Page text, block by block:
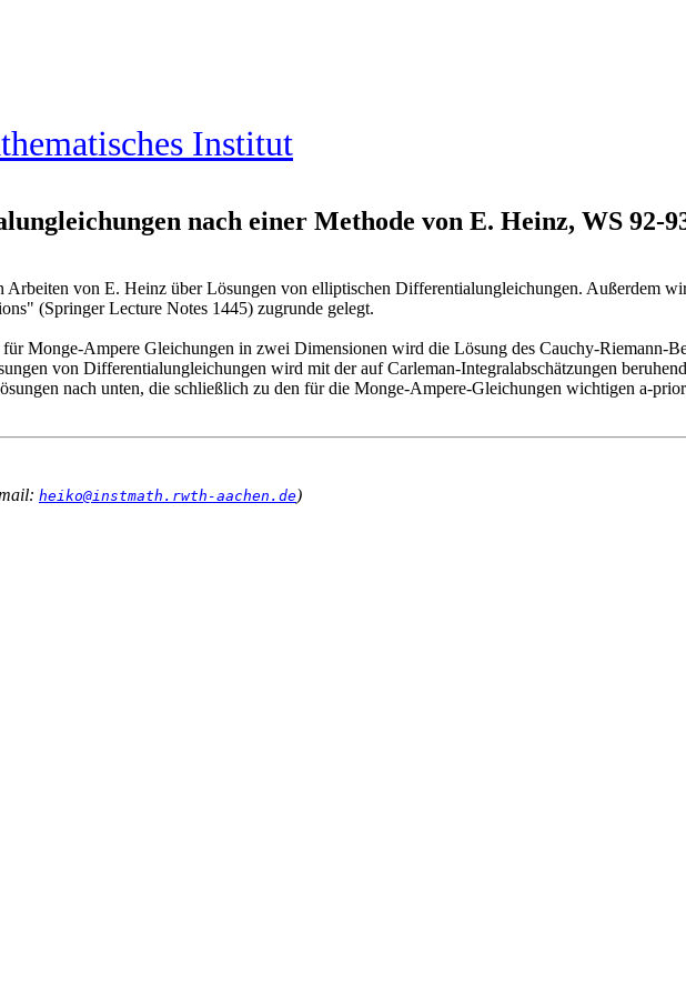
Institut
nach einer Methode von E. Heinz, WS 92-
Arbeiten von E. Heinz über Lösungen von elliptischen Differentialungleichungen. Außerdem
(Springer Lecture Notes 1445) zugrunde gelegt.
Monge-Ampere Gleichungen in zwei Dimensionen wird die Lösung des Cauchy-Riemann-
von Differentialungleichungen wird mit der auf Carleman-Integralabschätzungen
nach unten, die schließlich zu den für die Monge-Ampere-Gleichungen wichtigen a-
heiko@instmath.rwth-aachen.de)